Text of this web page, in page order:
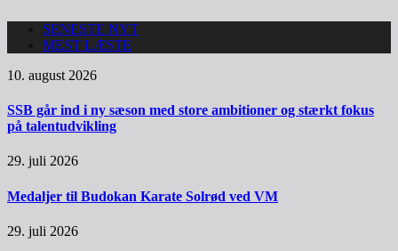
SENESTE NYT
MEST LÆSTE
10. august 2026
SSB går ind i ny sæson med store ambitioner og stærkt fokus
på talentudvikling
29. juli 2026
Medaljer til Budokan Karate Solrød ved VM
29. juli 2026